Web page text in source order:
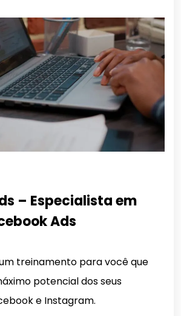
– Especialista em
Ads
treinamento para você que
potencial dos seus
e Instagram.